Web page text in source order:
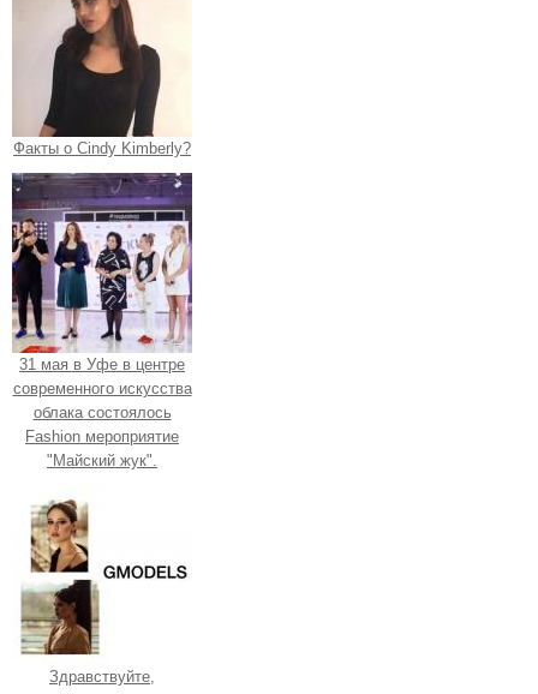
Факты о Cindy Kimberly?
31 мая в Уфе в центре
современного искусства
облака состоялось
Fashion мероприятие
"Майский жук".
Здравствуйте,